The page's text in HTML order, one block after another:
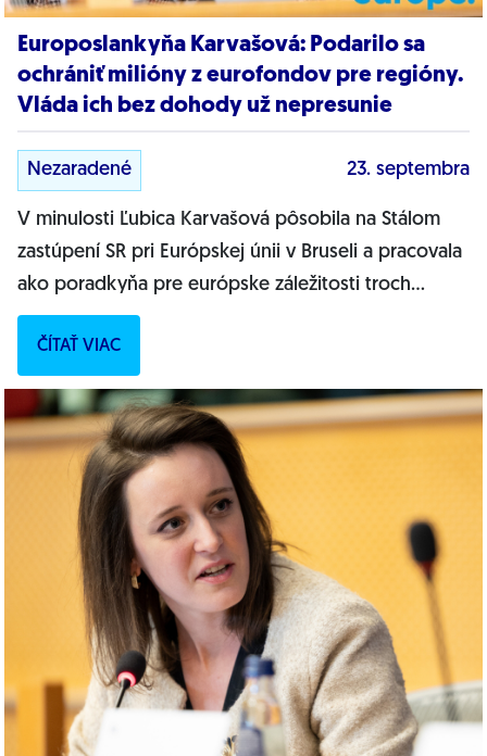
Europoslankyňa Karvašová: Podarilo sa
ochrániť milióny z eurofondov pre regióny.
Vláda ich bez dohody už nepresunie
Nezaradené 23. septembra
V minulosti Ľubica Karvašová pôsobila na Stálom
zastúpení SR pri Európskej únii v Bruseli a pracovala
ako poradkyňa pre európske záležitosti troch
premiérov. Už vyše roka obhajuje ako...
ČÍTAŤ VIAC